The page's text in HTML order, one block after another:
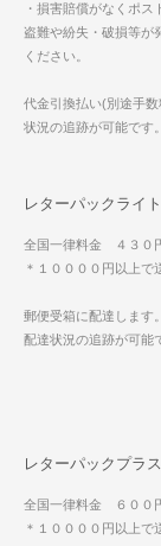
・損害賠償がなくポス
盗難や紛失・破損等が
ください。
代金引換払い(別途手
状況の追跡が可能です
レターパックライト
全国一律料金 ４３０
＊１００００円以上で
郵便受箱に配達します。
配達状況の追跡が可能
レターパックプラス
全国一律料金 ６００
＊１００００円以上で